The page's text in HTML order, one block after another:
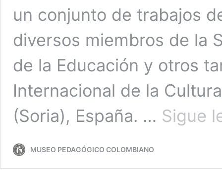
un conjunto de trabajos
diversos miembros de la
de la Educación y otros
Internacional de la
(Soria), España. … Sigue
MUSEO PEDAGÓGICO COLOMBIANO